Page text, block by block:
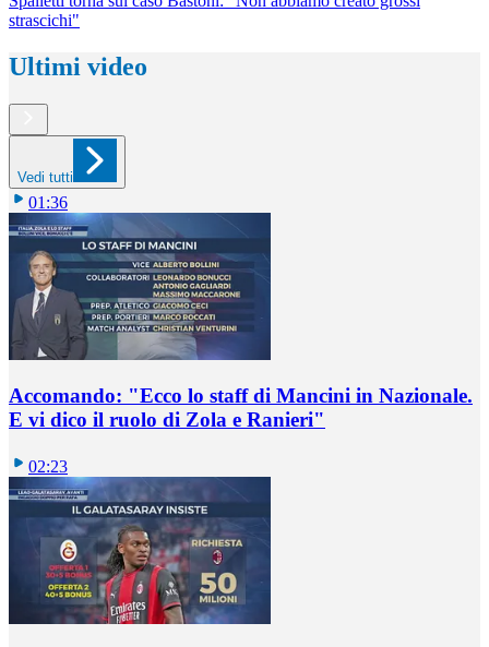
strascichi"
Ultimi video
Vedi tutti
01:36
Accomando: "Ecco lo staff di Mancini in Nazionale.
E vi dico il ruolo di Zola e Ranieri"
02:23